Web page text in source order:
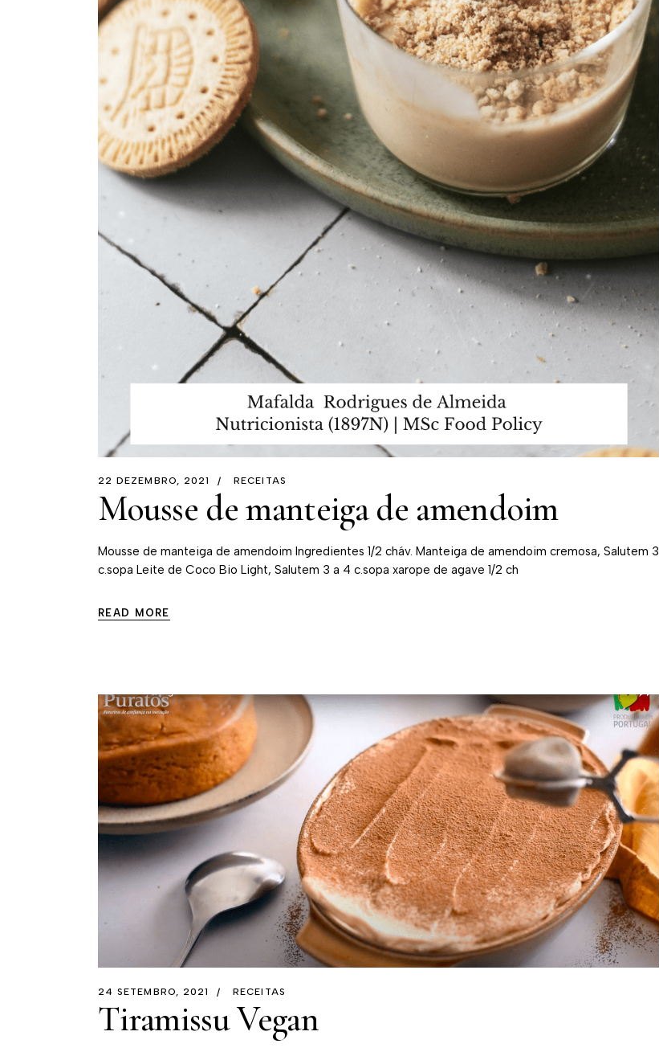
22 DEZEMBRO, 2021 RECEITAS
Mousse de manteiga de amendoim
Mousse de manteiga de amendoim Ingredientes 1/2 cháv. Manteiga de amendoim cremosa, Salutem 3
c.sopa Leite de Coco Bio Light, Salutem 3 a 4 c.sopa xarope de agave 1/2 ch
READ MORE
24 SETEMBRO, 2021 RECEITAS
Tiramissu Vegan